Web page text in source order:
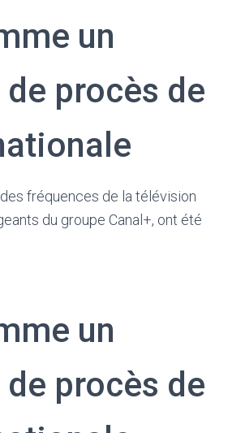
un
procès de
fréquences de la télévision
du groupe Canal+, ont été
un
procès de